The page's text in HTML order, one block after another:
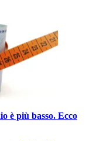
è più basso. Ecco